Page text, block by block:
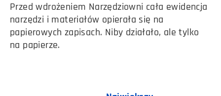
Przed wdrożeniem Narzędziowni cała ewidencja
narzędzi i materiałów opierała się na
papierowych zapisach. Niby działało, ale tylko
na papierze.